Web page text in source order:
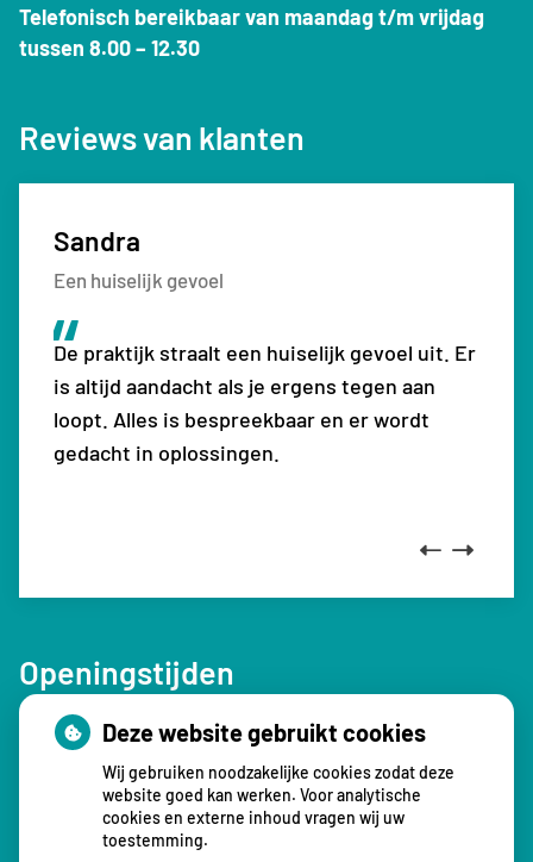
Telefonisch bereikbaar van maandag t/m vrijdag
tussen 8.00 – 12.30
Reviews van klanten
Sandra
Een huiselijk gevoel
De praktijk straalt een huiselijk gevoel uit. Er
is altijd aandacht als je ergens tegen aan
loopt. Alles is bespreekbaar en er wordt
gedacht in oplossingen.
Sven
Top fysiotherapiepraktijk
Top fysiotherapiepraktijk, kom hier al jaren.
Goede therapeuten en begeleiding
Monique
Zeer deskundig
Ze zijn zeer deskundig en dat mag en kan ik
zeggen. Ik heb genoeg fysiotherapeuten
gezien. Ik zal zeer zeker deze fysio praktijk
aanbevelen in mijn vriendenkring mijn
Nathalie
Fijne therapie
Het is heel leuke en fijne therapie met leuk
personeel en heel kundig.
Previous
Next
Openingstijden
Maandag: 08.00tot
- 12.30
13.00
tot
- 16.30
Dinsdag:
08.00tot
- 12.30
13.00tot
- 16.30
Deze website gebruikt cookies
Wij gebruiken noodzakelijke cookies zodat deze
website goed kan werken. Voor analytische
cookies en externe inhoud vragen wij uw
toestemming.